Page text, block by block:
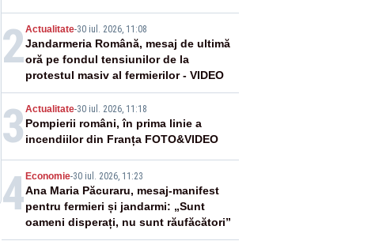
2Actualitate-30 iul. 2026, 11:08
Jandarmeria Română, mesaj de ultimă
oră pe fondul tensiunilor de la
protestul masiv al fermierilor - VIDEO
3 Actualitate-30 iul. 2026, 11:18
Pompierii români, în prima linie a
incendiilor din Franța FOTO&VIDEO
4Economie-30 iul. 2026, 11:23
Ana Maria Păcuraru, mesaj-manifest
pentru fermieri și jandarmi: „Sunt
oameni disperați, nu sunt răufăcători”